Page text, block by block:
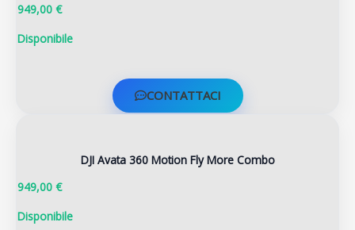
949,00 €
Disponibile
CONTATTACI
DJI Avata 360 Motion Fly More Combo
949,00 €
Disponibile